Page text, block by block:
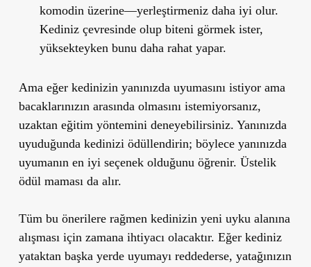
komodin üzerine—yerleştirmeniz daha iyi olur.
Kediniz çevresinde olup biteni görmek ister,
yüksekteyken bunu daha rahat yapar.
Ama eğer kedinizin yanınızda uyumasını istiyor ama
bacaklarınızın arasında olmasını istemiyorsanız,
uzaktan eğitim yöntemini deneyebilirsiniz. Yanınızda
uyuduğunda kedinizi ödüllendirin; böylece yanınızda
uyumanın en iyi seçenek olduğunu öğrenir. Üstelik
ödül maması da alır.
Tüm bu önerilere rağmen kedinizin yeni uyku alanına
alışması için zamana ihtiyacı olacaktır. Eğer kediniz
yataktan başka yerde uyumayı reddederse, yatağınızın